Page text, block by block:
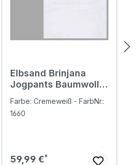
Elbsand Brinjana
Jogpants Baumwoll
Farbe: Cremeweiß - FarbNr.:
1660
Regulärer Preis:
59,99 €